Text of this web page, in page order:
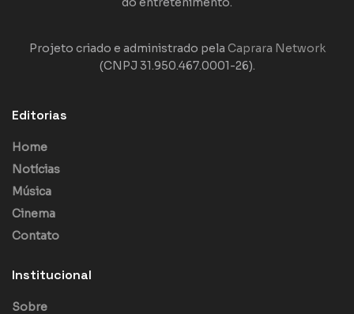
Projeto criado e administrado pela Caprara Network
(CNPJ 31.950.467.0001-26).
Editorias
Home
Notícias
Música
Cinema
Contato
Institucional
Sobre